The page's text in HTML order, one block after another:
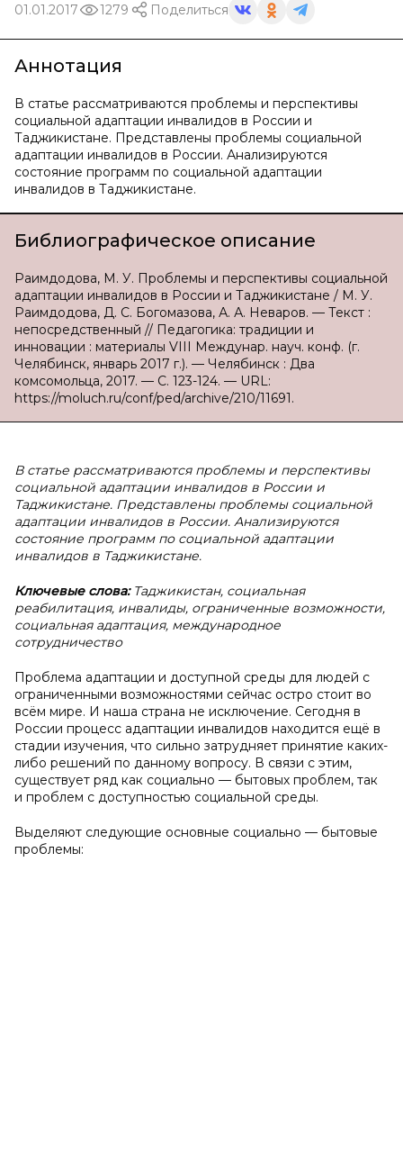
01.01.2017 1279 Поделиться
Аннотация
В статье рассматриваются проблемы и перспективы
социальной адаптации инвалидов в России и
Таджикистане. Представлены проблемы социальной
адаптации инвалидов в России. Анализируются
состояние программ по социальной адаптации
инвалидов в Таджикистане.
Библиографическое описание
Раимдодова, М. У. Проблемы и перспективы социальной
адаптации инвалидов в России и Таджикистане / М. У.
Раимдодова, Д. С. Богомазова, А. А. Неваров. — Текст :
непосредственный // Педагогика: традиции и
инновации : материалы VIII Междунар. науч. конф. (г.
Челябинск, январь 2017 г.). — Челябинск : Два
комсомольца, 2017. — С. 123-124. — URL:
https://moluch.ru/conf/ped/archive/210/11691.
В статье рассматриваются проблемы и перспективы
социальной адаптации инвалидов в России и
Таджикистане. Представлены проблемы социальной
адаптации инвалидов в России. Анализируются
состояние программ по социальной адаптации
инвалидов в Таджикистане.
Ключевые слова:Таджикистан, социальная
реабилитация, инвалиды, ограниченные возможности,
социальная адаптация, международное
сотрудничество
Проблема адаптации и доступной среды для людей с
ограниченными возможностями сейчас остро стоит во
всём мире. И наша страна не исключение. Сегодня в
России процесс адаптации инвалидов находится ещё в
стадии изучения, что сильно затрудняет принятие каких-
либо решений по данному вопросу. В связи с этим,
существует ряд как социально — бытовых проблем, так
и проблем с доступностью социальной среды.
Выделяют следующие основные социально — бытовые
проблемы: